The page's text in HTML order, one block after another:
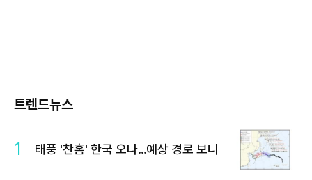
트렌드뉴스
1 태풍 '찬홈' 한국 오나…예상 경로 보니